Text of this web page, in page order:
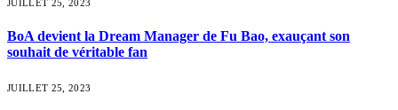
JUILLET 25, 2023
BoA devient la Dream Manager de Fu Bao, exauçant son
souhait de véritable fan
JUILLET 25, 2023